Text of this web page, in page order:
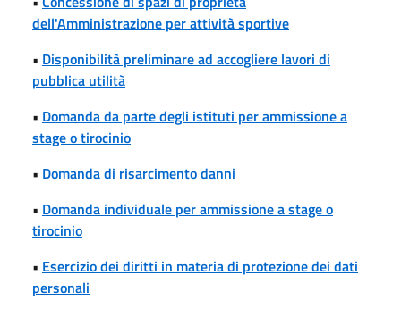
dell'Amministrazione per attività sportive
• Disponibilità preliminare ad accogliere lavori di
pubblica utilità
• Domanda da parte degli istituti per ammissione a
stage o tirocinio
• Domanda di risarcimento danni
• Domanda individuale per ammissione a stage o
tirocinio
• Esercizio dei diritti in materia di protezione dei dati
personali